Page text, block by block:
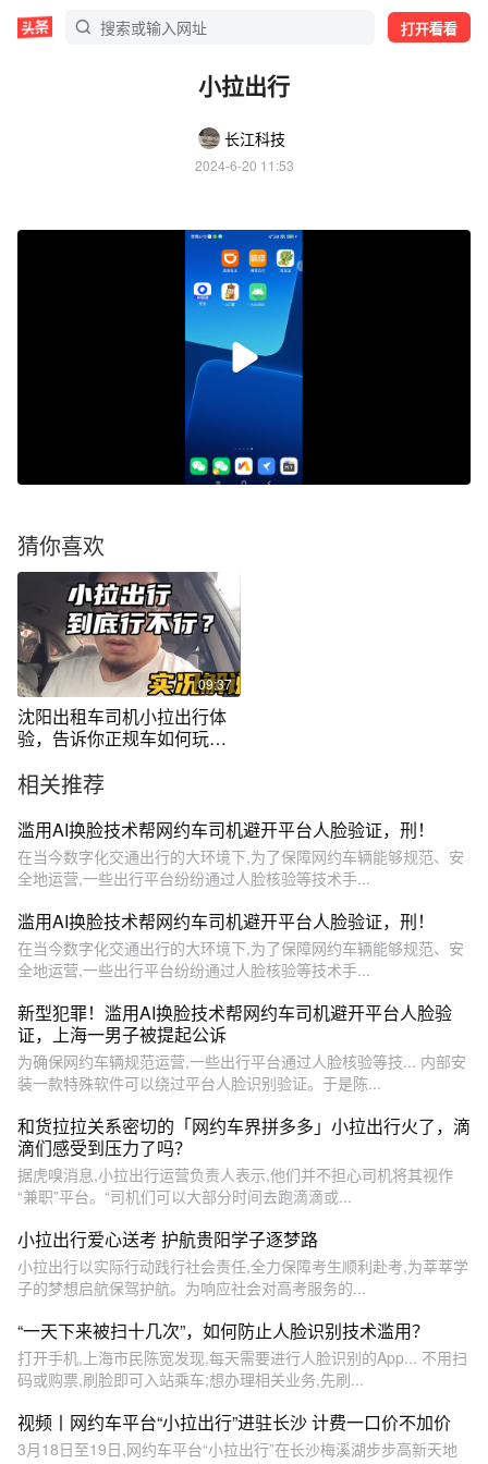
打开看看
小拉出行
长江科技
2024-6-20 11:53
猜你喜欢
09:37
沈阳出租车司机小拉出行体
验，告诉你正规车如何玩转
相关推荐
滥用AI换脸技术帮网约车司机避开平台人脸验证，刑！
在当今数字化交通出行的大环境下,为了保障网约车辆能够规范、安
全地运营,一些出行平台纷纷通过人脸核验等技术手...
滥用AI换脸技术帮网约车司机避开平台人脸验证，刑！
在当今数字化交通出行的大环境下,为了保障网约车辆能够规范、安
全地运营,一些出行平台纷纷通过人脸核验等技术手...
新型犯罪！滥用AI换脸技术帮网约车司机避开平台人脸验
证，上海一男子被提起公诉
为确保网约车辆规范运营,一些出行平台通过人脸核验等技... 内部安
装一款特殊软件可以绕过平台人脸识别验证。于是陈...
和货拉拉关系密切的「网约车界拼多多」小拉出行火了，滴
滴们感受到压力了吗？
据虎嗅消息,小拉出行运营负责人表示,他们并不担心司机将其视作
“兼职”平台。“司机们可以大部分时间去跑滴滴或...
小拉出行爱心送考 护航贵阳学子逐梦路
小拉出行以实际行动践行社会责任,全力保障考生顺利赴考,为莘莘学
子的梦想启航保驾护航。为响应社会对高考服务的...
“一天下来被扫十几次”，如何防止人脸识别技术滥用？
打开手机,上海市民陈宽发现,每天需要进行人脸识别的App... 不用扫
码或购票,刷脸即可入站乘车;想办理相关业务,先刷...
视频丨网约车平台“小拉出行”进驻长沙 计费一口价不加价
3月18日至19日,网约车平台“小拉出行”在长沙梅溪湖步步高新天地